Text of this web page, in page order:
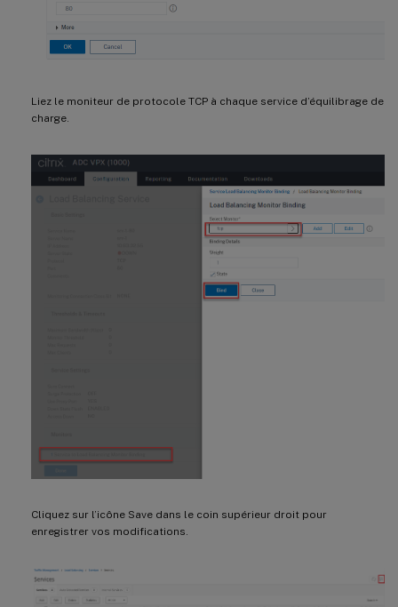
Liez le moniteur de protocole TCP à chaque service d’équilibrage de
charge.
Cliquez sur l’icône Save dans le coin supérieur droit pour
enregistrer vos modifications.